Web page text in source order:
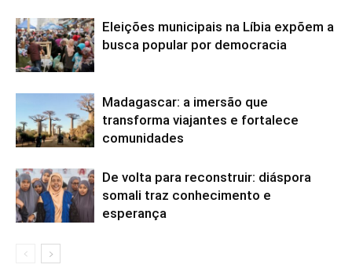
Eleições municipais na Líbia expõem a
busca popular por democracia
Madagascar: a imersão que
transforma viajantes e fortalece
comunidades
De volta para reconstruir: diáspora
somali traz conhecimento e
esperança